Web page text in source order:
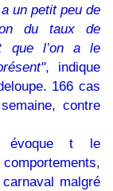
un petit peu de
du taux de
que l’on a le
, indique
166 cas
contre
évoque t le
malgré